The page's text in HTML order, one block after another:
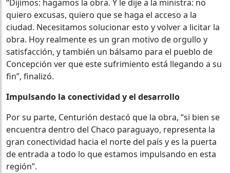
“Dijimos: hagamos la obra. Y le dije a la ministra: no
quiero excusas, quiero que se haga el acceso a la
ciudad. Necesitamos solucionar esto y volver a licitar la
obra. Hoy realmente es un gran motivo de orgullo y
satisfacción, y también un bálsamo para el pueblo de
Concepción ver que este sufrimiento está llegando a su
fin”, finalizó.
Impulsando la conectividad y el desarrollo
Por su parte, Centurión destacó que la obra, “si bien se
encuentra dentro del Chaco paraguayo, representa la
gran conectividad hacia el norte del país y es la puerta
de entrada a todo lo que estamos impulsando en esta
región”.